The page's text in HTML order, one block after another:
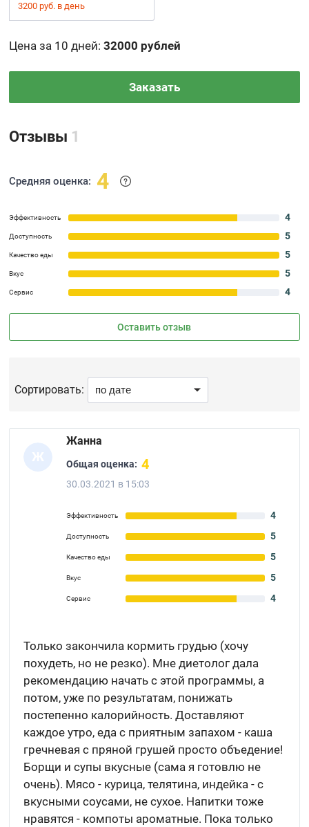
3200 руб. в день
Цена за 10 дней:32000 рублей
Заказать
Отзывы 1
Средняя оценка: 4
Эффективность 4
Доступность 5
Качество еды 5
Вкус 5
Сервис 4
Оставить отзыв
Сортировать:
Ж
Жанна
Общая оценка: 4
30.03.2021 в 15:03
Эффективность 4
Доступность 5
Качество еды 5
Вкус 5
Сервис 4
Только закончила кормить грудью (хочу
похудеть, но не резко). Мне диетолог дала
рекомендацию начать с этой программы, а
потом, уже по результатам, понижать
постепенно калорийность. Доставляют
каждое утро, еда с приятным запахом - каша
гречневая с пряной грушей просто объедение!
Борщи и супы вкусные (сама я готовлю не
очень). Мясо - курица, телятина, индейка - с
вкусными соусами, не сухое. Напитки тоже
нравятся - компоты ароматные. Пока только